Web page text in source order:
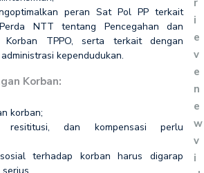
peran Sat Pol PP terkait
NTT tentang Pencegahan dan
Korban TPPO, serta terkait dengan
kependudukan.
Korban:
korban;
resititusi, dan kompensasi perlu
terhadap korban harus digarap
i
e
v
e
n
e
w
v
i